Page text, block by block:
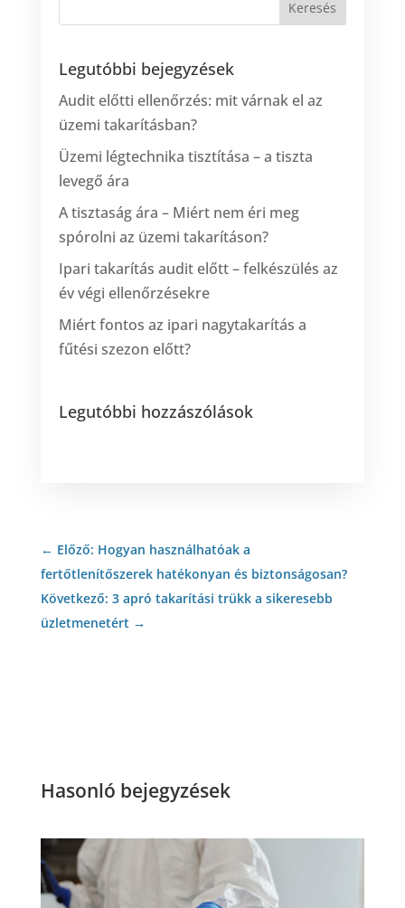
Legutóbbi bejegyzések
Audit előtti ellenőrzés: mit várnak el az
üzemi takarításban?
Üzemi légtechnika tisztítása – a tiszta
levegő ára
A tisztaság ára – Miért nem éri meg
spórolni az üzemi takarításon?
Ipari takarítás audit előtt – felkészülés az
év végi ellenőrzésekre
Miért fontos az ipari nagytakarítás a
fűtési szezon előtt?
Legutóbbi hozzászólások
← Előző: Hogyan használhatóak a
fertőtlenítőszerek hatékonyan és biztonságosan?
Következő: 3 apró takarítási trükk a sikeresebb
üzletmenetért →
Hasonló bejegyzések